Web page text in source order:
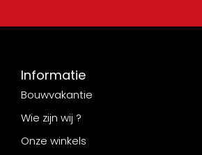
Informatie
Bouwvakantie
Wie zijn wij ?
Onze winkels